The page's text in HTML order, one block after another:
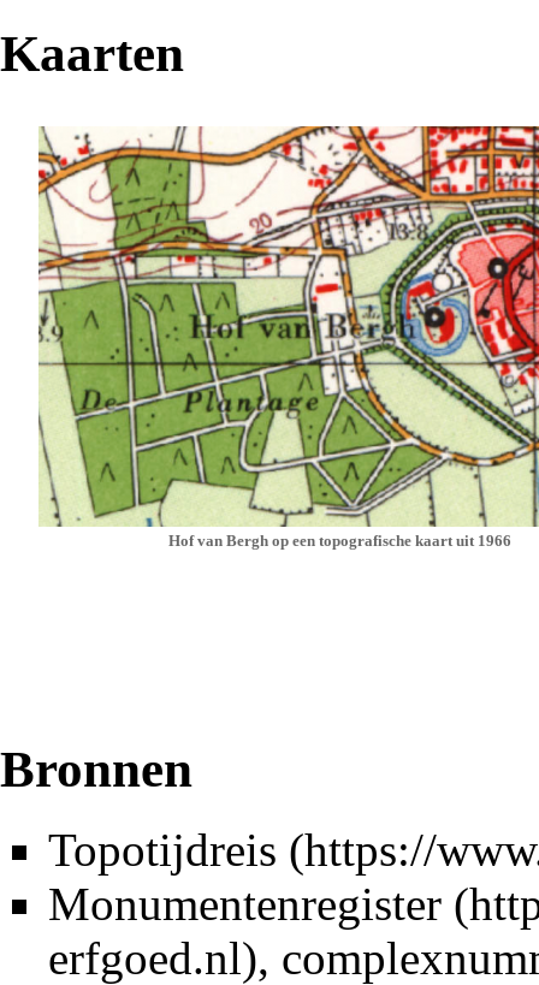
Kaarten
Hof van Bergh op een topografische kaart uit 1966
Bronnen
Topotijdreis
Monumentenregister
,